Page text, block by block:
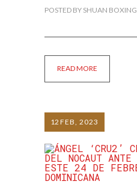
READ MORE
POSTED BY SHUAN BOXING
12 FEB, 2023